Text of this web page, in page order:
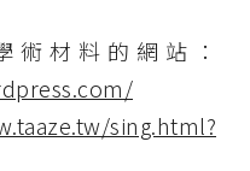
術材料的網站：
sing.html?